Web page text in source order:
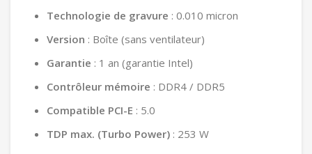
Technologie de gravure : 0.010 micron
Version : Boîte (sans ventilateur)
Garantie : 1 an (garantie Intel)
Contrôleur mémoire : DDR4 / DDR5
Compatible PCI-E : 5.0
TDP max. (Turbo Power) : 253 W